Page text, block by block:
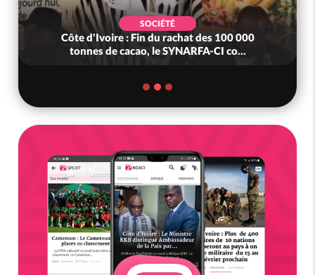
SOCIÉTÉ
Côte d'Ivoire : Fin du rachat des 100 000
tonnes de cacao, le SYNARFA-CI co...